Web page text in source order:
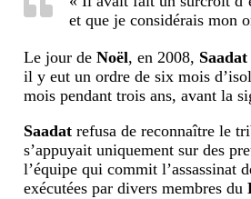
et que je considérais mon
Le jour de Noël, en 2008, Saadat
il y eut un ordre de six mois
mois pendant trois ans, avant la
Saadat refusa de reconnaître le
s’appuyait uniquement sur des
l’équipe qui commit l’assassinat
exécutées par divers membres du